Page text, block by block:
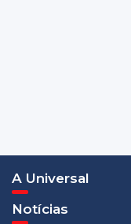
A Universal
Notícias